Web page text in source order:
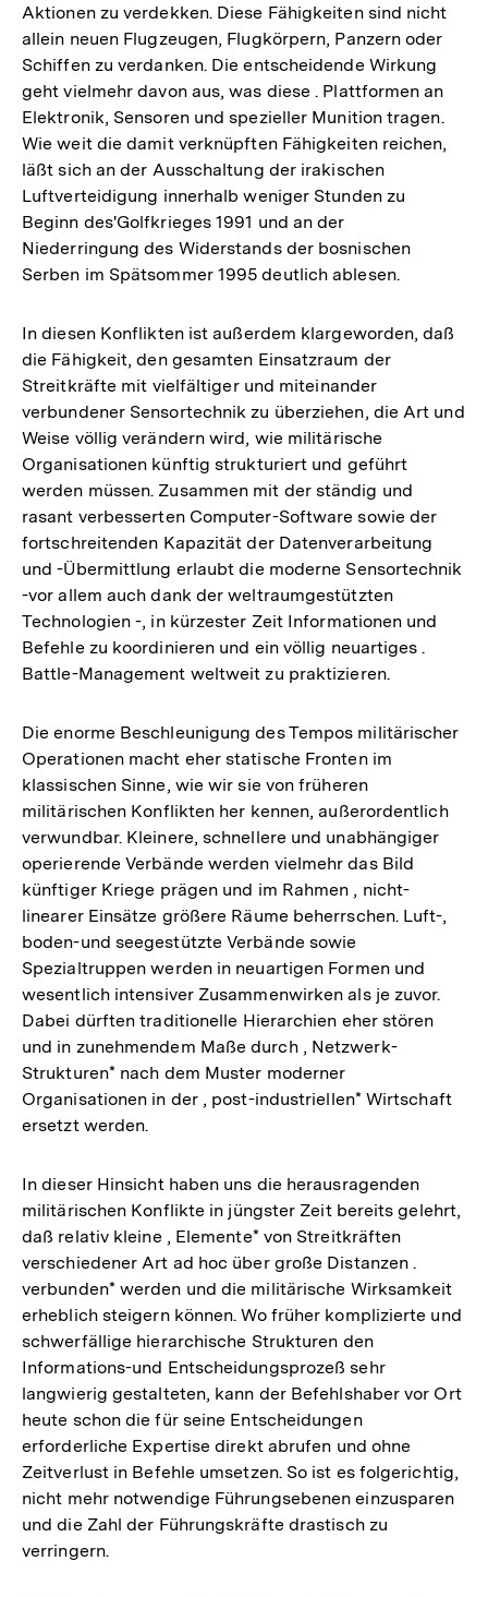
Aktionen zu verdekken. Diese Fähigkeiten sind nicht
allein neuen Flugzeugen, Flugkörpern, Panzern oder
Schiffen zu verdanken. Die entscheidende Wirkung
geht vielmehr davon aus, was diese . Plattformen an
Elektronik, Sensoren und spezieller Munition tragen.
Wie weit die damit verknüpften Fähigkeiten reichen,
läßt sich an der Ausschaltung der irakischen
Luftverteidigung innerhalb weniger Stunden zu
Beginn des'Golfkrieges 1991 und an der
Niederringung des Widerstands der bosnischen
Serben im Spätsommer 1995 deutlich ablesen.
In diesen Konflikten ist außerdem klargeworden, daß
die Fähigkeit, den gesamten Einsatzraum der
Streitkräfte mit vielfältiger und miteinander
verbundener Sensortechnik zu überziehen, die Art und
Weise völlig verändern wird, wie militärische
Organisationen künftig strukturiert und geführt
werden müssen. Zusammen mit der ständig und
rasant verbesserten Computer-Software sowie der
fortschreitenden Kapazität der Datenverarbeitung
und -Übermittlung erlaubt die moderne Sensortechnik
-vor allem auch dank der weltraumgestützten
Technologien -, in kürzester Zeit Informationen und
Befehle zu koordinieren und ein völlig neuartiges .
Battle-Management weltweit zu praktizieren.
Die enorme Beschleunigung des Tempos militärischer
Operationen macht eher statische Fronten im
klassischen Sinne, wie wir sie von früheren
militärischen Konflikten her kennen, außerordentlich
verwundbar. Kleinere, schnellere und unabhängiger
operierende Verbände werden vielmehr das Bild
künftiger Kriege prägen und im Rahmen , nicht-
linearer Einsätze größere Räume beherrschen. Luft-,
boden-und seegestützte Verbände sowie
Spezialtruppen werden in neuartigen Formen und
wesentlich intensiver Zusammenwirken als je zuvor.
Dabei dürften traditionelle Hierarchien eher stören
und in zunehmendem Maße durch , Netzwerk-
Strukturen* nach dem Muster moderner
Organisationen in der , post-industriellen* Wirtschaft
ersetzt werden.
In dieser Hinsicht haben uns die herausragenden
militärischen Konflikte in jüngster Zeit bereits gelehrt,
daß relativ kleine , Elemente* von Streitkräften
verschiedener Art ad hoc über große Distanzen .
verbunden* werden und die militärische Wirksamkeit
erheblich steigern können. Wo früher komplizierte und
schwerfällige hierarchische Strukturen den
Informations-und Entscheidungsprozeß sehr
langwierig gestalteten, kann der Befehlshaber vor Ort
heute schon die für seine Entscheidungen
erforderliche Expertise direkt abrufen und ohne
Zeitverlust in Befehle umsetzen. So ist es folgerichtig,
nicht mehr notwendige Führungsebenen einzusparen
und die Zahl der Führungskräfte drastisch zu
verringern.